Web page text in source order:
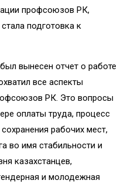
профсоюзов РК,
подготовка к
вынесен отчет о работе
все аспекты
РК. Это вопросы
оплаты труда, процесс
рабочих мест,
во имя стабильности и
казахстанцев,
и молодежная